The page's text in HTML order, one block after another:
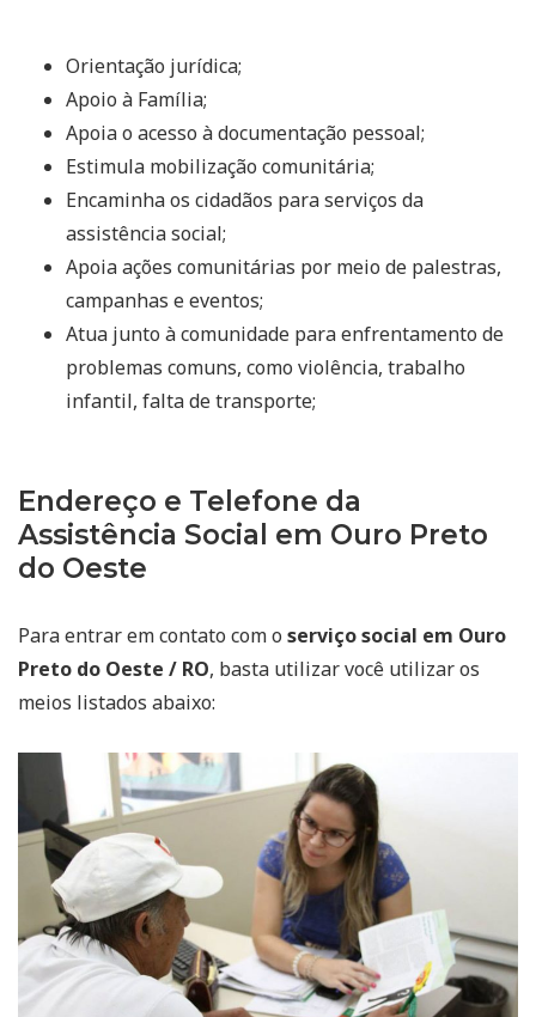
Orientação jurídica;
Apoio à Família;
Apoia o acesso à documentação pessoal;
Estimula mobilização comunitária;
Encaminha os cidadãos para serviços da
assistência social;
Apoia ações comunitárias por meio de palestras,
campanhas e eventos;
Atua junto à comunidade para enfrentamento de
problemas comuns, como violência, trabalho
infantil, falta de transporte;
Endereço e Telefone da
Assistência Social em Ouro Preto
do Oeste
Para entrar em contato com o serviço social em Ouro
Preto do Oeste / RO, basta utilizar você utilizar os
meios listados abaixo: